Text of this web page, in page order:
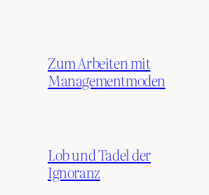
Zum Arbeiten mit
Managementmoden
Lob und Tadel der
Ignoranz